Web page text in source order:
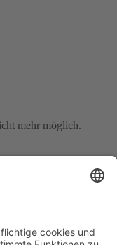
mehr möglich.